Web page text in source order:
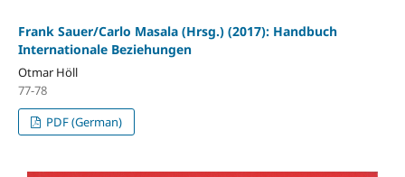
Frank Sauer/Carlo Masala (Hrsg.) (2017): Handbuch
Internationale Beziehungen
Otmar Höll
77-78
PDF (German)